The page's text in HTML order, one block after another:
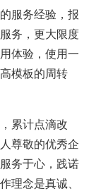
服务经验，报
务，更大限度
体验，使用一
模板的周转
累计点滴改
尊敬的优秀企
务于心，践诺
理念是真诚、